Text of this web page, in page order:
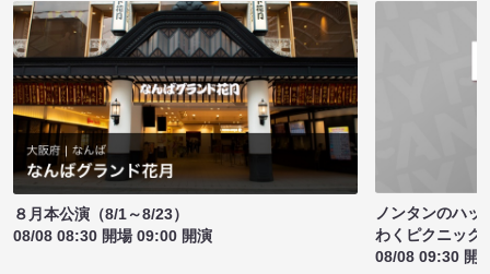
８月本公演（8/1～8/23）
08/08 08:30 開場 09:00 開演
ノンタンのハッ
わくピクニック
08/08 09:30 開